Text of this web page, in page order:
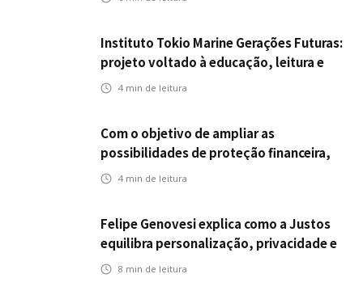
Instituto Tokio Marine Gerações Futuras:
projeto voltado à educação, leitura e
empregabilidade
4 min de leitura
Com o objetivo de ampliar as
possibilidades de proteção financeira,
Icatu Seguros eleva capital segurado
4 min de leitura
Felipe Genovesi explica como a Justos
equilibra personalização, privacidade e
tecnologia
8 min de leitura